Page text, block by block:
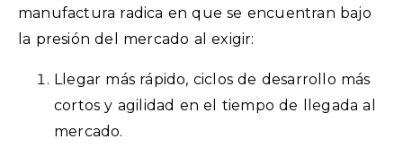
manufactura radica en que se encuentran bajo
la presión del mercado al exigir:
Llegar más rápido, ciclos de desarrollo más
cortos y agilidad en el tiempo de llegada al
mercado.